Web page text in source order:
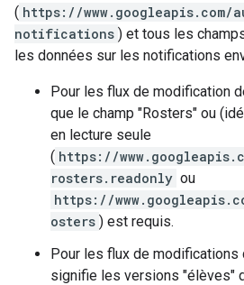
( https://www.googleapis.com/
notifications ) et tous les
les données sur les notifications
Pour les flux de modification
que le champ "Rosters" ou
en lecture seule
( https://
rosters.readonly ou
https://
osters ) est requis.
Pour les flux de modifications
signifie les versions "élèves"